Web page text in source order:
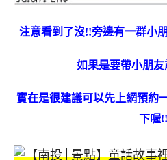
注意看到了沒!!旁邊有一群小
如果是要帶小朋友
實在是很建議可以先上網預約
下喔!!